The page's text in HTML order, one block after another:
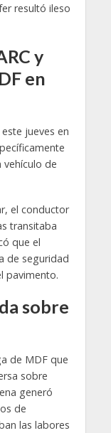
resultó ileso
y
en
jueves en
de
el conductor
transitaba
que el
de seguridad
pavimento.
sobre
de MDF que
sobre
generó
de
las labores